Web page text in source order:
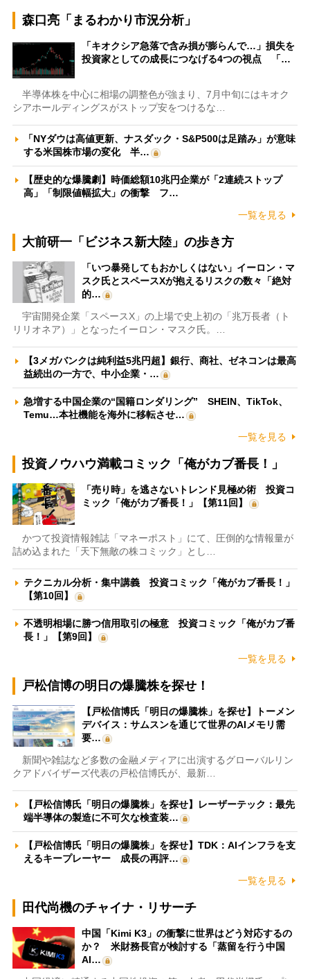
森口亮「まるわかり市況分析」
「キオクシア急落で含み損が膨らんで…」損失を
投資家としての成長につなげる4つの視点 「…
半導体株を中心に相場の調整色が強まり、7月中旬にはキオク
シアホールディングスがストップ安をつけるな…
「NYダウは高値更新、ナスダック・S&P500は足踏み」が意味
する米国株市場の変化 半…
【歴史的な爆騰劇】時価総額10兆円企業が「2連続ストップ
高」「制限値幅拡大」の衝撃 フ…
一覧を見る
大前研一「ビジネス新大陸」の歩き方
「いつ暴発してもおかしくはない」イーロン・マ
スク氏とスペースXが抱えるリスクの数々「絶対
的…
宇宙開発企業「スペースX」の上場で史上初の「兆万長者（ト
リリオネア）」となったイーロン・マスク氏。…
【3メガバンクは純利益5兆円超】銀行、商社、ゼネコンは最高
益続出の一方で、中小企業・…
急増する中国企業の“国籍ロンダリング” SHEIN、TikTok、
Temu…本社機能を海外に移転させ…
一覧を見る
投資ノウハウ満載コミック「俺がカブ番長！」
「売り時」を逃さないトレンド見極め術 投資コ
ミック「俺がカブ番長！」【第11回】
かつて投資情報雑誌「マネーポスト」にて、圧倒的な情報量が
詰め込まれた「天下無敵の株コミック」とし…
テクニカル分析・集中講義 投資コミック「俺がカブ番長！」
【第10回】
不透明相場に勝つ信用取引の極意 投資コミック「俺がカブ番
長！」【第9回】
一覧を見る
戸松信博の明日の爆騰株を探せ！
【戸松信博氏「明日の爆騰株」を探せ】トーメン
デバイス：サムスンを通じて世界のAIメモリ需
要…
新聞や雑誌など多数の金融メディアに出演するグローバルリン
クアドバイザーズ代表の戸松信博氏が、最新…
【戸松信博氏「明日の爆騰株」を探せ】レーザーテック：最先
端半導体の製造に不可欠な検査装…
【戸松信博氏「明日の爆騰株」を探せ】TDK：AIインフラを支
えるキープレーヤー 成長の再評…
一覧を見る
田代尚機のチャイナ・リサーチ
中国「Kimi K3」の衝撃に世界はどう対応するの
か？ 米財務長官が検討する「蒸留を行う中国
AI…